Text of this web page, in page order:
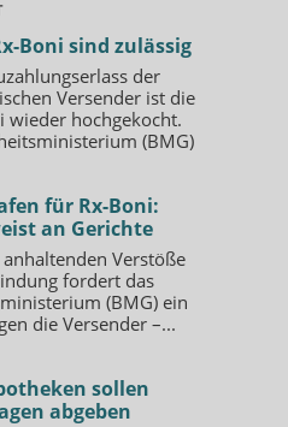
Boni sind zulässig
der
Versender ist die
wieder hochgekocht.
(BMG)
für Rx-Boni:
an Gerichte
Verstöße
fordert das
(BMG) ein
die Versender –...
sollen
abgeben